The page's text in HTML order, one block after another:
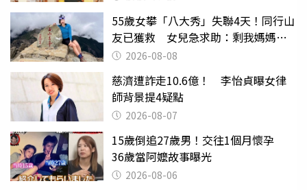
55歲女攀「八大秀」失聯4天！同行山
友已獲救 女兒急求助：剩我媽媽還
沒找到
2026-08-08
慈濟遭詐走10.6億！ 李怡貞曝女律
師背景提4疑點
2026-08-07
15歲倒追27歲男！交往1個月懷孕
36歲當阿嬤故事曝光
2026-08-06